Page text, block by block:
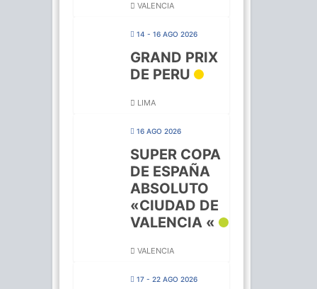
VALENCIA
14 - 16 AGO 2026
GRAND PRIX
DE PERU
LIMA
16 AGO 2026
SUPER COPA
DE ESPAÑA
ABSOLUTO
«CIUDAD DE
VALENCIA «
VALENCIA
17 - 22 AGO 2026